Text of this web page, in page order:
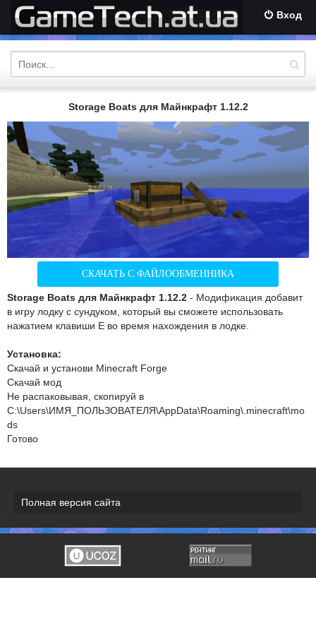
Вход
Storage Boats для Майнкрафт 1.12.2
СКАЧАТЬ С ФАЙЛООБМЕННИКА
Storage Boats для Майнкрафт 1.12.2 - Модификация добавит
в игру лодку с сундуком, который вы сможете использовать
нажатием клавиши E во время нахождения в лодке.
Установка:
Скачай и установи Minecraft Forge
Скачай мод
Не распаковывая, скопируй в
C:\Users\ИМЯ_ПОЛЬЗОВАТЕЛЯ\AppData\Roaming\.minecraft\mo
ds
Готово
Полная версия сайта